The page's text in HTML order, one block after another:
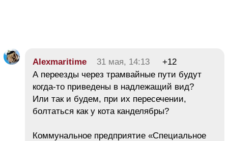
Alexmaritime 31 мая, 14:13
+12
А переезды через трамвайные пути будут
когда-то приведены в надлежащий вид?
Или так и будем, при их пересечении,
болтаться как у кота канделябры?
Коммунальное предприятие «Специальное